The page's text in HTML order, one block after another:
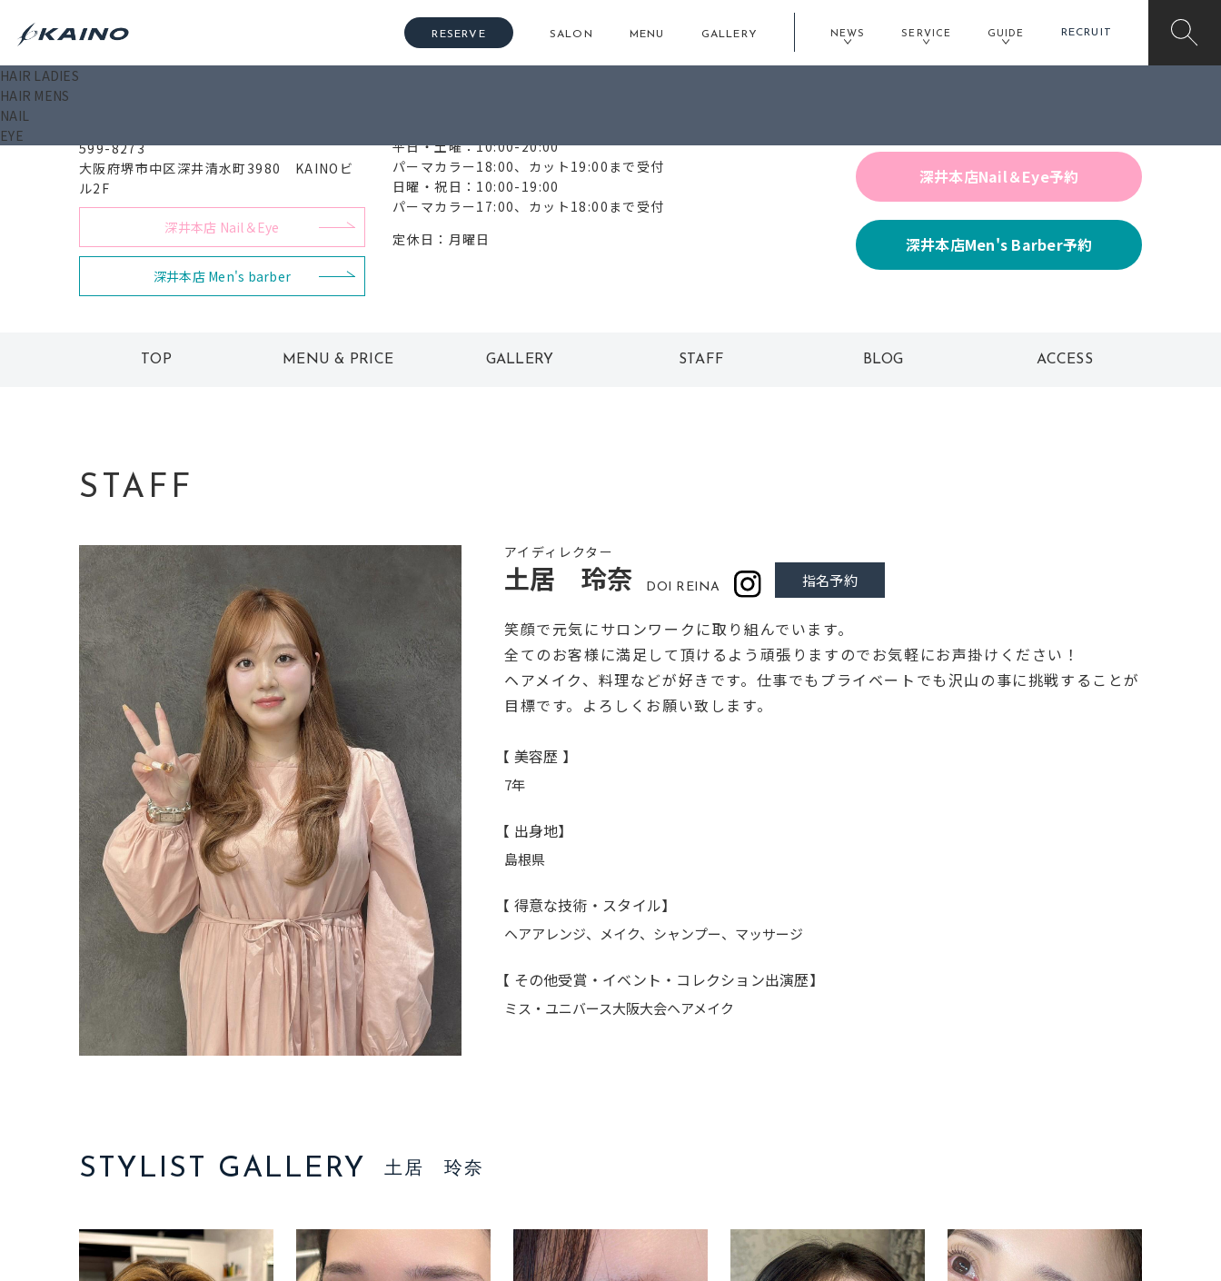
RESERVE SALON MENU GALLERY NEWS SERVICE GUIDE RECRUIT
HAIR LADIES
HAIR MENS
NAIL
EYE
599-8273
大阪府堺市中区深井清水町3980 KAINOビ
ル2F
深井本店 Nail＆Eye
深井本店 Men's barber
平日・土曜：10:00-20:00
パーマカラー18:00、カット19:00まで受付
日曜・祝日：10:00-19:00
パーマカラー17:00、カット18:00まで受付
定休日：月曜日
深井本店Nail＆Eye予約
深井本店Men's Barber予約
TOP MENU & PRICE GALLERY STAFF BLOG ACCESS
STAFF
アイディレクター
土居 玲奈 DOI REINA 指名予約
笑顔で元気にサロンワークに取り組んでいます。
全てのお客様に満足して頂けるよう頑張りますのでお気軽にお声掛けください！
ヘアメイク、料理などが好きです。仕事でもプライベートでも沢山の事に挑戦することが
目標です。よろしくお願い致します。
【 美容歴 】
7年
【 出身地】
島根県
【 得意な技術・スタイル】
ヘアアレンジ、メイク、シャンプー、マッサージ
【 その他受賞・イベント・コレクション出演歴】
ミス・ユニバース大阪大会ヘアメイク
STYLIST GALLERY 土居 玲奈